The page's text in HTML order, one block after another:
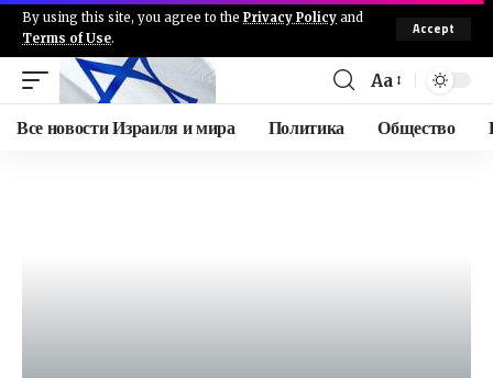
By using this site, you agree to the Privacy Policy and
Terms of Use.
Accept
Aa
Все новости Израиля и мира Политика Общество